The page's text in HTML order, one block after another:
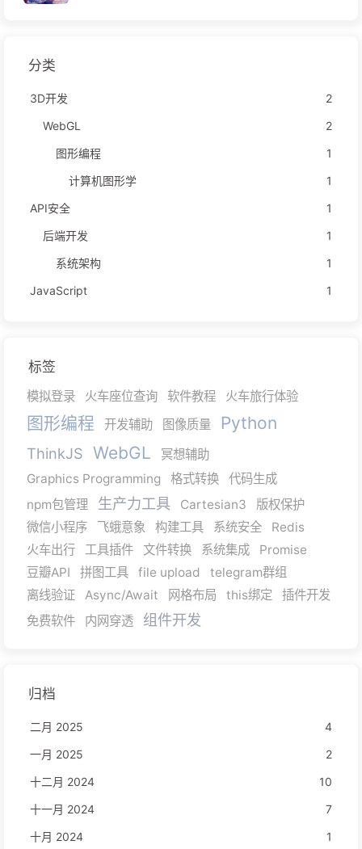
分类
3D开发
2
WebGL
2
图形编程
1
计算机图形学
1
API安全
1
后端开发
1
系统架构
1
JavaScript
1
标签
模拟登录 火车座位查询 软件教程 火车旅行体验
图形编程 开发辅助 图像质量 Python
ThinkJS WebGL
冥想辅助
Graphics Programming
格式转换
代码生成
npm包管理
生产力工具 Cartesian3
版权保护
微信小程序
飞蛾意象 构建工具 系统安全
Redis
火车出行
工具插件 文件转换 系统集成
Promise
豆瓣API
拼图工具 file upload
telegram群组
离线验证
Async/Await 网格布局 this绑定
插件开发
免费软件
内网穿透 组件开发
归档
二月 2025
4
一月 2025
2
十二月 2024
10
十一月 2024
7
十月 2024
1